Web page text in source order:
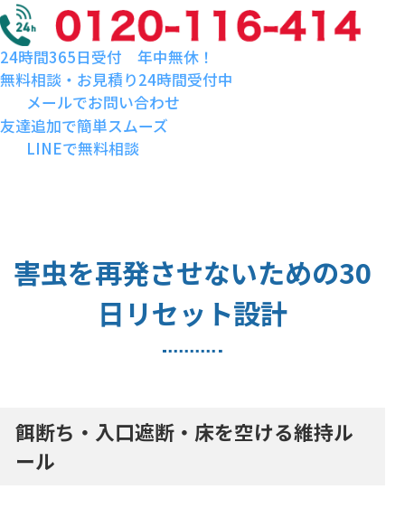
24時間365日受付 年中無休！
無料相談・お見積り24時間受付中
メールでお問い合わせ
友達追加で簡単スムーズ
LINEで無料相談
害虫を再発させないための30
日リセット設計
餌断ち・入口遮断・床を空ける維持ル
ール